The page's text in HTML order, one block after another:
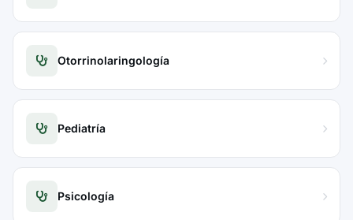
Otorrinolaringología
Pediatría
Psicología